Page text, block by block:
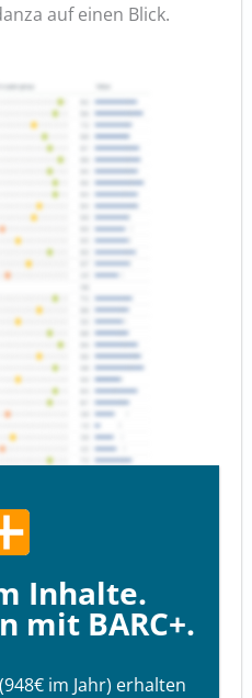
auf einen Blick.
Inhalte.
mit BARC+.
im Jahr) erhalten